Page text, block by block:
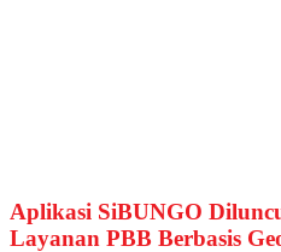
Aplikasi SiBUNGO
Layanan PBB Berbasis